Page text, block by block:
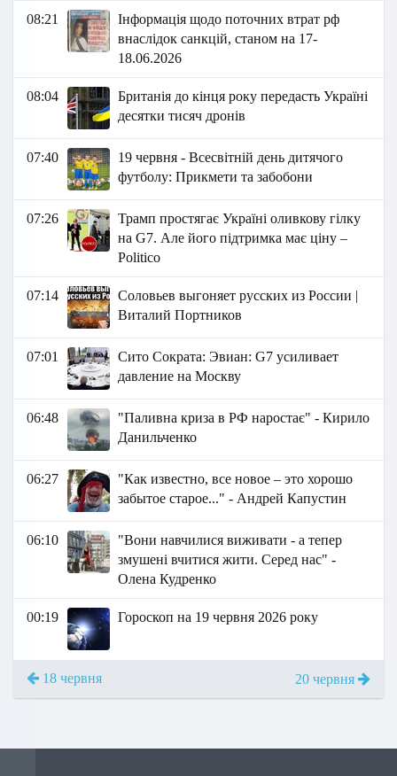
08:21
Інформація щодо поточних втрат рф
внаслідок санкцій, станом на 17-
18.06.2026​
08:04
Британія до кінця року передасть Україні
десятки тисяч дронів
07:40
19 червня - Всесвітній день дитячого
футболу: Прикмети та забобони
07:26
Трамп простягає Україні оливкову гілку
на G7. Але його підтримка має ціну –
Politico
07:14
Соловьев выгоняет русских из России |
Виталий Портников
07:01
Сито Сократа: Эвиан: G7 усиливает
давление на Москву
06:48
"Паливна криза в РФ наростає" - Кирило
Данильченко
06:27
"Как известно, все новое – это хорошо
забытое старое..." - Андрей Капустин
06:10
"Вони навчилися виживати - а тепер
змушені вчитися жити. Серед нас" -
Олена Кудренко
00:19 Гороскоп на 19 червня 2026 року
18 червня 20 червня